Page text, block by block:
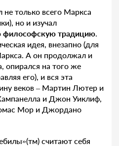
только всего Маркса
но и изучал
философскую традицию.
идея, внезапно (для
А он продолжал и
опирался на того же
его), и вся эта
веков – Мартин Лютер и
и Джон Уиклиф,
Мор и Джордано
считают себя